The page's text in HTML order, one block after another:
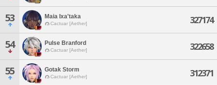
53 Maia Ixa'taka
Cactuar [Aether] 327174
54 Pulse Branford
Cactuar [Aether] 322658
55 Gotak Storm
Cactuar [Aether] 312371